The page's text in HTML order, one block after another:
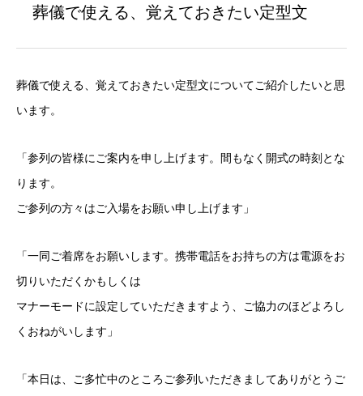
葬儀で使える、覚えておきたい定型文
葬儀で使える、覚えておきたい定型文についてご紹介したいと思
います。
「参列の皆様にご案内を申し上げます。間もなく開式の時刻とな
ります。
ご参列の方々はご入場をお願い申し上げます」
「一同ご着席をお願いします。携帯電話をお持ちの方は電源をお
切りいただくかもしくは
マナーモードに設定していただきますよう、ご協力のほどよろし
くおねがいします」
「本日は、ご多忙中のところご参列いただきましてありがとうご